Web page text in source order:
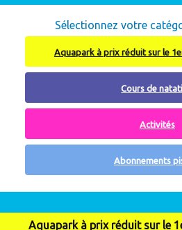
Sélectionnez votre
Aquapark à prix réduit sur le
Cours de
Activités
Abonnements
Aquapark à prix réduit sur le